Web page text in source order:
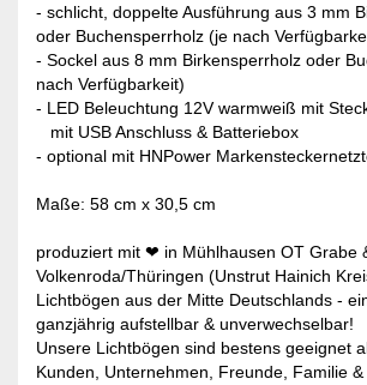
- schlicht, doppelte Ausführung aus 3 mm
oder Buchensperrholz (je nach
- Sockel aus 8 mm Birkensperrholz oder
nach Verfügbarkeit)
- LED Beleuchtung 12V warmweiß mit
mit USB Anschluss & Batteriebox
​- optional mit HNPower
Maße: 58 cm x 30,5 cm
produziert mit ❤ in Mühlhausen OT Grabe
Volkenroda/Thüringen (Unstrut Hainich
Lichtbögen aus der Mitte Deutschlands -
ganzjährig aufstellbar & unverwechselbar!
Unsere Lichtbögen sind bestens geeignet
Kunden, Unternehmen, Freunde, Familie